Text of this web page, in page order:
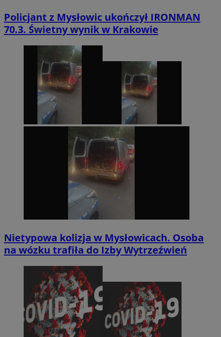
Policjant z Mysłowic ukończył IRONMAN
70.3. Świetny wynik w Krakowie
Nietypowa kolizja w Mysłowicach. Osoba
na wózku trafiła do Izby Wytrzeźwień